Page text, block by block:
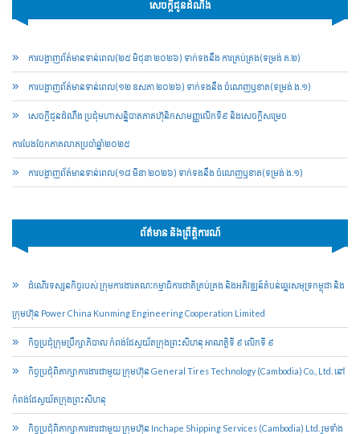
សេចក្ដីជូនដំណឹង
ការបង្ហាញព័ត៌មានទាន់ពេល(២៥ មិថុនា ២០២៦) ទាក់ទងនឹង ការគ្រប់គ្រង(ទម្រង់ គ.២)
ការបង្ហាញព័ត៌មានទាន់ពេល(១២ ឧសភា ២០២៦) ទាក់ទងនឹង ចំណេញឬខាត(ទម្រង់ ង.១)
សេចក្តីជូនដំណឹង ប្រជុំមហាសន្និបាតភាគហ៊ុនិកសាមញ្ញលើកទី៩ និងសេចក្តីសម្រេច
ការបែងចែកភាគលាភប្រចាំឆ្នាំ២០២៥​
ការបង្ហាញព័ត៌មានទាន់ពេល(១៨ មីនា ២០២៦) ទាក់ទងនឹង ចំណេញឬខាត(ទម្រង់ ង.១)
ព័ត៌មាន និងព្រឹត្តិការណ៍
ដំណើរទស្សនកិច្ចរបស់ ក្រុមការងារគណៈកម្មាធិការជាតិគ្រប់គ្រង និងអភិវឌ្ឍន៍តំបន់ឆ្នេរសមុទ្រកម្ពុជា និង
ក្រុមហ៊ុន Power China Kunming Engineering Cooperation Limited
កិច្ចប្រជុំក្រុមប្រឹក្សាភិបាល កំពង់ផែស្វយ័តក្រុងព្រះសីហនុ អាណត្តិទី ៩ លើកទី ៩
កិច្ចប្រជុំពិភាក្សាការងារជាមួយ ក្រុមហ៊ុន General Tires Technology (Cambodia) Co., Ltd. នៅ
កំពង់ផែស្វយ័តក្រុងព្រះសីហនុ
កិច្ចប្រជុំពិភាក្សាការងារជាមួយ ក្រុមហ៊ុន Inchape Shipping Services (Cambodia) Ltd. រួមទាំង